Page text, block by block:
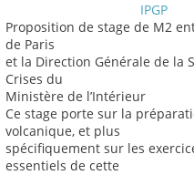
IPGP
Proposition de stage de M2
de Paris
et la Direction Générale de la
Crises du
Ministère de l’Intérieur
Ce stage porte sur la
volcanique, et plus
spécifiquement sur les
essentiels de cette